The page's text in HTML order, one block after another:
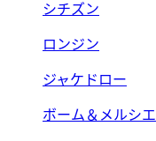
シチズン
ロンジン
ジャケドロー
ボーム＆メルシエ